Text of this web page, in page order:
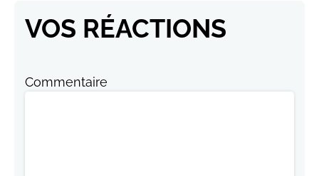
VOS RÉACTIONS
Commentaire